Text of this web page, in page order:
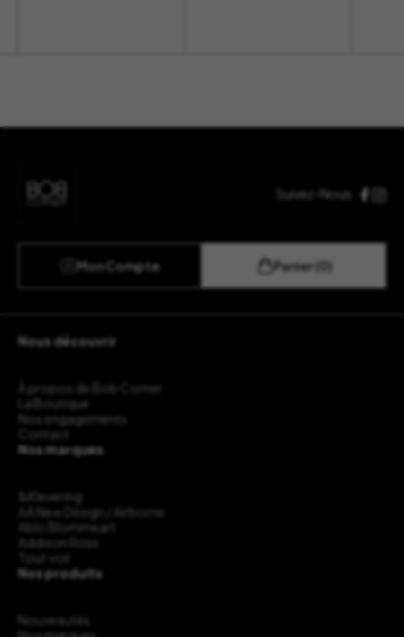
Suivez-Nous :
Mon Compte Panier (0)
Nous découvrir
À propos de Bob Corner
La Boutique
Nos engagements
Contact
Nos marques
&Klevering
AA New Design / Airborne
Ablo Blommeart
Addison Ross
Tout voir
Nos produits
Nouveautés